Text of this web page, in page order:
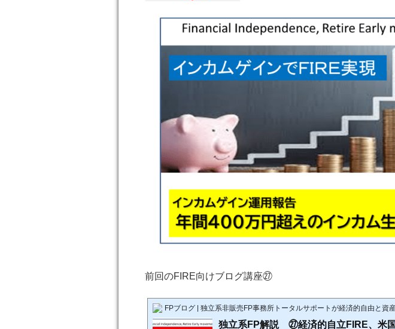
前回のFIRE向けブログ講座㉗
FPブログ | 独立系非販売FP事務所トータルサポートが経済的自由と資
独立系FP解説 ㉗経済的自立FIRE、米